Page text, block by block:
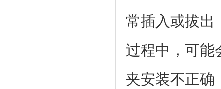
常插入或拔出
过程中，可能
夹安装不正确